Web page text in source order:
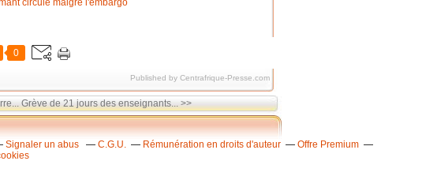
0
Published by Centrafrique-Presse.com
Grève de 21 jours des enseignants... >>
Signaler un abus C.G.U. Rémunération en droits d'auteur
Offre Premium